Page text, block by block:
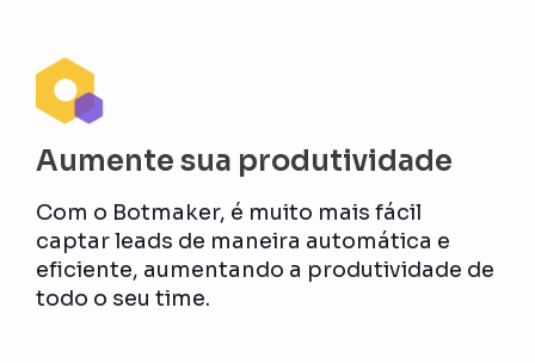
Aumente sua produtividade
Com o Botmaker, é muito mais fácil
captar leads de maneira automática e
eficiente, aumentando a produtividade de
todo o seu time.